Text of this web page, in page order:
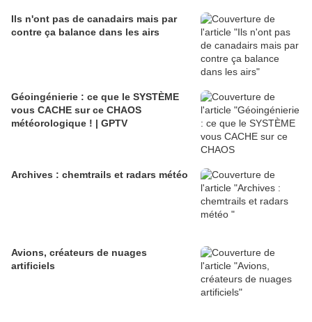
Ils n'ont pas de canadairs mais par
contre ça balance dans les airs
Géoingénierie : ce que le SYSTÈME
vous CACHE sur ce CHAOS
météorologique ! | GPTV
Archives : chemtrails et radars météo
Avions, créateurs de nuages
artificiels